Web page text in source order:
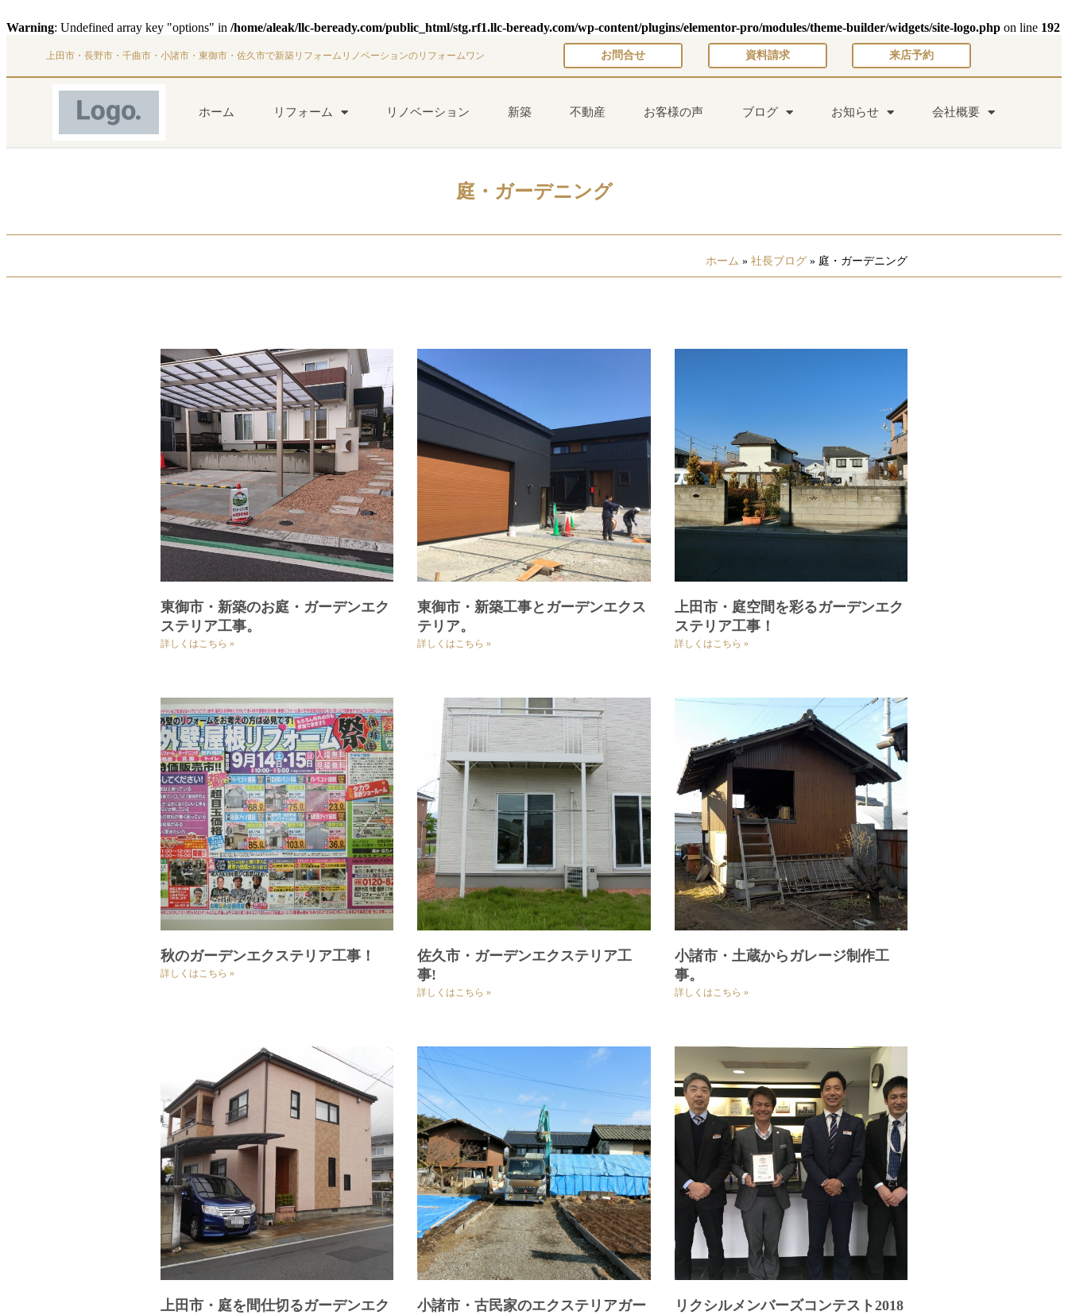
Warning: Undefined array key "options" in /home/aleak/llc-beready.com/public_html/stg.rf1.llc-beready.com/wp-content/plugins/elementor-pro/modules/theme-builder/widgets/site-logo.php on line 192
上田市・長野市・千曲市・小諸市・東御市・佐久市で新築リフォームリノベーションのリフォームワン お問合せ 資料請求 来店予約
ホーム リフォーム リノベーション 新築 不動産 お客様の声 ブログ お知らせ 会社概要
庭・ガーデニング
ホーム » 社長ブログ » 庭・ガーデニング
東御市・新築のお庭・ガーデンエク
ステリア工事。
詳しくはこちら »
東御市・新築工事とガーデンエクス
テリア。
詳しくはこちら »
上田市・庭空間を彩るガーデンエク
ステリア工事！
詳しくはこちら »
秋のガーデンエクステリア工事！
詳しくはこちら »
佐久市・ガーデンエクステリア工
事!
詳しくはこちら »
小諸市・土蔵からガレージ制作工
事。
詳しくはこちら »
上田市・庭を間仕切るガーデンエク
小諸市・古民家のエクステリアガー
リクシルメンバーズコンテスト2018